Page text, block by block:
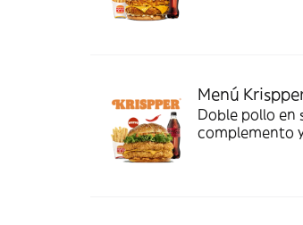
Menú
Doble pollo en
complemento